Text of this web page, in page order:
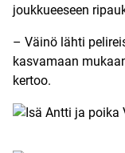
joukkueeseen
– Väinö lähti
kasvamaan
kertoo.